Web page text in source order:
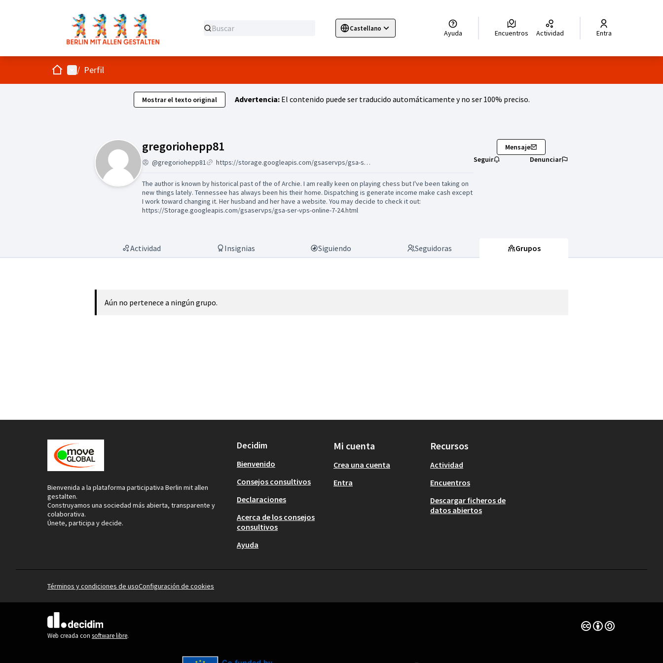
Castellano
Sprache wählenChoose language Elegir el idioma Choisir la langue Wybierz język Dil seçinizزبان را انتخاب کنید Ayuda Encuentros Actividad Entra
InicioMenú principal
/ Perfil
Mostrar el texto original Advertencia:El contenido puede ser traducido automáticamente y no ser 100% preciso.
gregoriohepp81
@gregoriohepp81 https://storage.googleapis.com/gsaservps/gsa-ser-vps-online-7-24.html
The author is known by historical past of the of Archie. I am really keen on playing chess but I've been taking on
new things lately. Tennessee has always been his their home. Dispatching is generate income make cash except
I work toward changing it. Her husband and her have a website. You may decide to check it out:
https://Storage.googleapis.com/gsaservps/gsa-ser-vps-online-7-24.html
Mensaje
Seguir
Denunciar
Actividad Insignias Siguiendo Seguidoras Grupos
Aún no pertenece a ningún grupo.
Bienvenida a la plataforma participativa Berlin mit allen
gestalten.
Construyamos una sociedad más abierta, transparente y
colaborativa.
Únete, participa y decide.
Decidim
Bienvenido
Consejos consultivos
Declaraciones
Acerca de los consejos
consultivos
Ayuda
Mi cuenta
Crea una cuenta
Entra
Recursos
Actividad
Encuentros
Descargar ficheros de
datos abiertos
Términos y condiciones de usoConfiguración de cookies
(Enlace externo)
Web creada con software libre.
Con licencia Creative
(Enlace externo)